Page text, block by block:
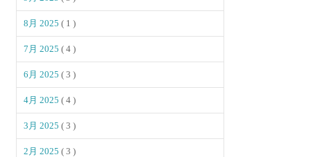
8月 2025( 1 )
7月 2025( 4 )
6月 2025( 3 )
4月 2025( 4 )
3月 2025( 3 )
2月 2025( 3 )